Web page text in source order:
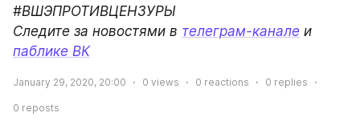
#ВШЭПРОТИВЦЕНЗУРЫ
Следите за новостями в телеграм-канале
паблике ВК
January 29, 2020, 20:00 0 views 0 reactions 0 replies
0 reposts